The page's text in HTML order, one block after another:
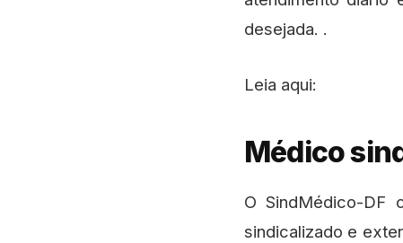
desejada. .
Leia aqui:
Médico
O SindMédico-DF
sindicalizado e